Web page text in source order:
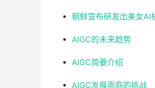
朝鲜宣布研发出美女AI
AIGC的未来趋势
AIGC简要介绍
AIGC发展面临的挑战